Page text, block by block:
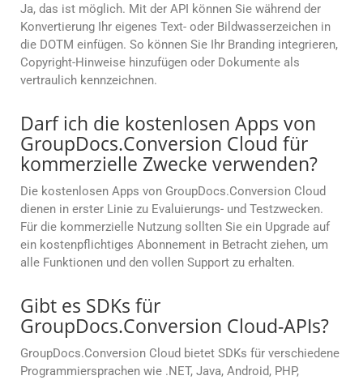
Ja, das ist möglich. Mit der API können Sie während der
Konvertierung Ihr eigenes Text- oder Bildwasserzeichen in
die DOTM einfügen. So können Sie Ihr Branding integrieren,
Copyright-Hinweise hinzufügen oder Dokumente als
vertraulich kennzeichnen.
Darf ich die kostenlosen Apps von
GroupDocs.Conversion Cloud für
kommerzielle Zwecke verwenden?
Die kostenlosen Apps von GroupDocs.Conversion Cloud
dienen in erster Linie zu Evaluierungs- und Testzwecken.
Für die kommerzielle Nutzung sollten Sie ein Upgrade auf
ein kostenpflichtiges Abonnement in Betracht ziehen, um
alle Funktionen und den vollen Support zu erhalten.
Gibt es SDKs für
GroupDocs.Conversion Cloud-APIs?
GroupDocs.Conversion Cloud bietet SDKs für verschiedene
Programmiersprachen wie .NET, Java, Android, PHP,